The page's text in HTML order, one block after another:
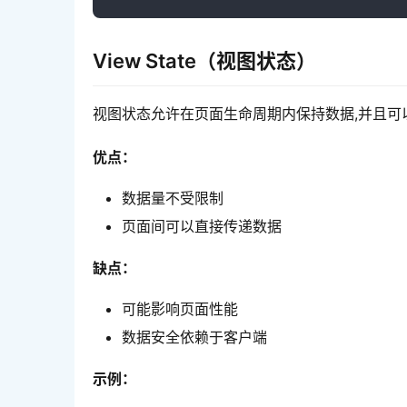
View State（视图状态）
视图状态允许在页面生命周期内保持数据,并且可
优点：
数据量不受限制
页面间可以直接传递数据
缺点：
可能影响页面性能
数据安全依赖于客户端
示例：